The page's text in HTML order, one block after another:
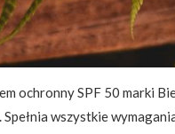
ochronny SPF 50 marki
Spełnia wszystkie